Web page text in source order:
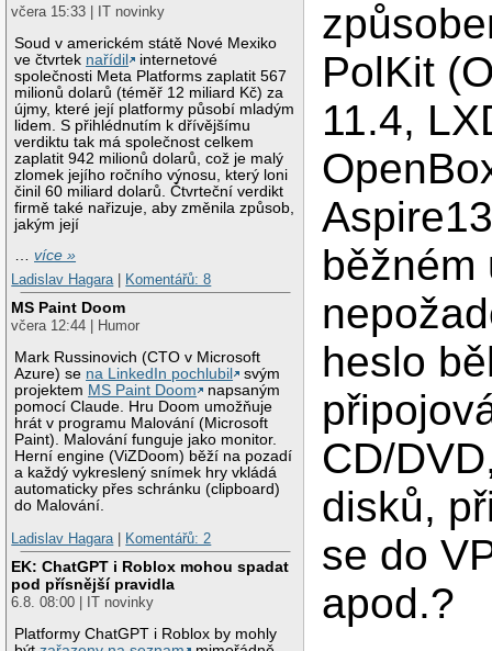
včera 15:33 | IT novinky
Soud v americkém státě Nové Mexiko
ve čtvrtek nařídil
internetové
společnosti Meta Platforms zaplatit 567
milionů dolarů (téměř 12 miliard Kč) za
újmy, které její platformy působí mladým
lidem. S přihlédnutím k dřívějšímu
verdiktu tak má společnost celkem
zaplatit 942 milionů dolarů, což je malý
zlomek jejího ročního výnosu, který loni
činil 60 miliard dolarů. Čtvrteční verdikt
firmě také nařizuje, aby změnila způsob,
jakým její
…více »
Ladislav Hagara
Komentářů: 8
MS Paint Doom
včera 12:44 | Humor
Mark Russinovich (CTO v Microsoft
Azure) se na LinkedIn pochlubil
svým
projektem MS Paint Doom
napsaným
pomocí Claude. Hru Doom umožňuje
hrát v programu Malování (Microsoft
Paint). Malování funguje jako monitor.
Herní engine (ViZDoom) běží na pozadí
a každý vykreslený snímek hry vkládá
automaticky přes schránku (clipboard)
do Malování.
Ladislav Hagara
Komentářů: 2
EK: ChatGPT i Roblox mohou spadat
pod přísnější pravidla
6.8. 08:00 | IT novinky
Platformy ChatGPT i Roblox by mohly
PolKit
11.4,
běžném
heslo
CD/
disků,
se do
apod.?